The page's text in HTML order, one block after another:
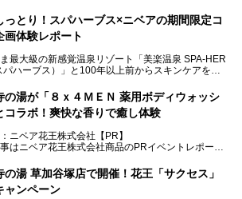
月1日から楽久屋グループの一員となった「湯舞音
）」が新ブランド「YUBUNE SAUNA PARK」を立
しいサウナにこだわった遊び心満点の"銭湯×屋外サ
設で、男女別のお風呂のほか、水着やサウナ着で楽
ークなポイントがいっぱい！
ン前取材に行ってきましたので、早速どこより詳しく
ゃいます！
っとり！スパハーブス×ニベアの期間限定コ
画体験レポート
最大級の新感覚温泉リゾート「美楽温泉 SPA-HER
パハーブス）」と100年以上前からスキンケアを考
ルやインスタグラマーとして活躍している、美容＆
きの畑瀬愛さんと取材してきました。
ニベア花王株式会社【PR】
はニベア花王株式会社商品のPRイベントレポート
の湯が「８ｘ４ＭＥＮ 薬用ボディウォッシ
コラボ！爽快な香りで癒し体験
ニベア花王株式会社【PR】
はニベア花王株式会社商品のPRイベントレポート
ディウォッシュアイテム「８ｘ４ＭＥＮ 薬用ボデ
の湯 草加谷塚店で開催！花王「サクセス」
ャンペーン